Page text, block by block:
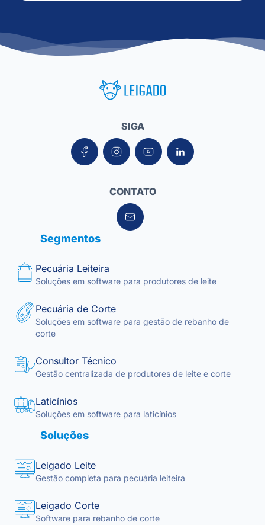
Leigado Tecnologia para Pecuária
SIGA
CONTATO
Segmentos
Pecuária Leiteira
Soluções em software para produtores de leite
Pecuária de Corte
Soluções em software para gestão de rebanho de
corte
Consultor Técnico
Gestão centralizada de produtores de leite e corte
Laticínios
Soluções em software para laticínios
Soluções
Leigado Leite
Gestão completa para pecuária leiteira
Leigado Corte
Software para rebanho de corte